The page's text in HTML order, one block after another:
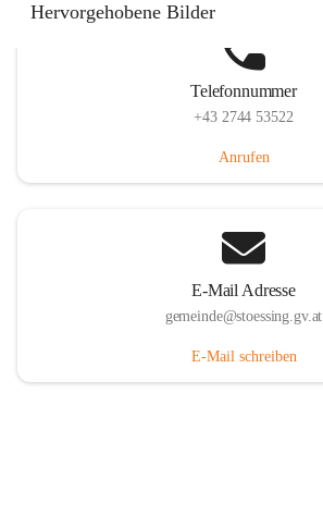
Hervorgehobene Bilder
Telefonnummer
+43 2744 53522
Anrufen
E-Mail Adresse
gemeinde@stoessing.gv.at
E-Mail schreiben